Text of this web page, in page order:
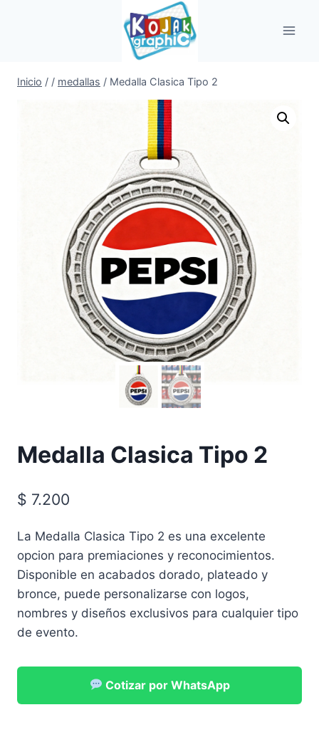
Inicio / / medallas / Medalla Clasica Tipo 2
Medalla Clasica Tipo 2
$ 7.200
La Medalla Clasica Tipo 2 es una excelente
opcion para premiaciones y reconocimientos.
Disponible en acabados dorado, plateado y
bronce, puede personalizarse con logos,
nombres y diseños exclusivos para cualquier tipo
de evento.
Cotizar por WhatsApp